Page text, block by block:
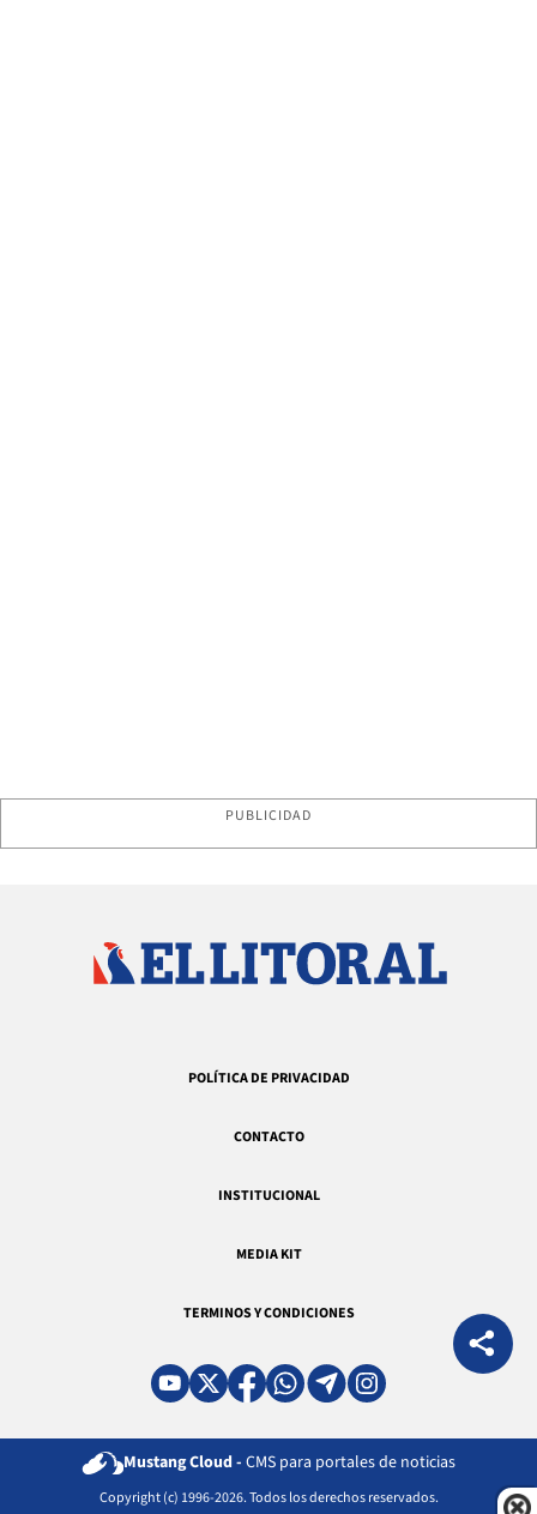
PUBLICIDAD
POLÍTICA DE PRIVACIDAD
CONTACTO
INSTITUCIONAL
MEDIA KIT
TERMINOS Y CONDICIONES
Mustang Cloud - CMS para portales de noticias
Copyright (c) 1996-2026. Todos los derechos reservados.